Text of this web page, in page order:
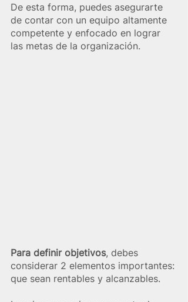
De esta forma, puedes asegurarte
de contar con un equipo altamente
competente y enfocado en lograr
las metas de la organización.
Para definir objetivos, debes
considerar 2 elementos importantes:
que sean rentables y alcanzables.